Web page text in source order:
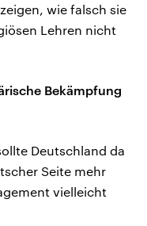
wie falsch sie
Lehren nicht
Bekämpfung
Deutschland da
Seite mehr
vielleicht